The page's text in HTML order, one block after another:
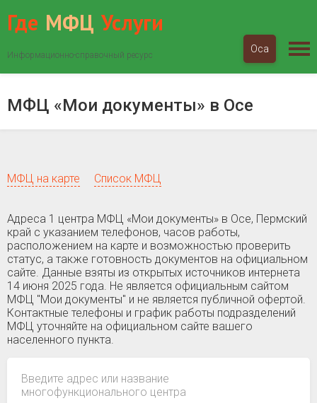
Где МФЦ Услуги
Информационно-справочный ресурс
Оса
Оса
МФЦ «Мои документы» в Осе
МФЦ на карте Список МФЦ
Адреса 1 центра МФЦ «Мои документы» в Осе, Пермский
край c указанием телефонов, часов работы,
расположением на карте и возможностью проверить
статус, а также готовность документов на официальном
сайте. Данные взяты из открытых источников интернета
14 июня 2025 года. Не является официальным сайтом
МФЦ "Мои документы" и не является публичной офертой.
Контактные телефоны и график работы подразделений
МФЦ уточняйте на официальном сайте вашего
населенного пункта.
Введите адрес или название
многофункционального центра